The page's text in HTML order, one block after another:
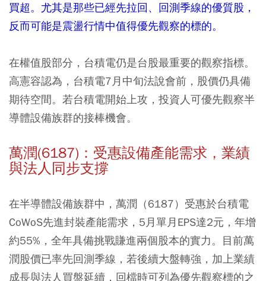
買超。尤其是那些已經先拉回、回測季線的優質股，
反而可能是震盪行情中值得優先觀察的標的。
在權值股部分，台積電仍是台股最重要的觀察指標。
高憲容認為，台積電7月中旬法說會前，股價仍具備
期待空間。若台積電開始上攻，投資人可優先觀察半
導體設備族群的接棒機會。
萬潤(6187)：受惠設備產能需求，業績
與法人同步支撐
在半導體設備族群中， 萬潤（6187） 受惠於台積電
CoWoS先進封裝產能需求，5月單月EPS達2元，年增
約55%，全年具備挑戰賺進兩個股本的實力。目前萬
潤股價已率先回測季線，若後續大盤轉強，加上業績
成長與法人買盤延續，回檔時可列為優先觀察標的之